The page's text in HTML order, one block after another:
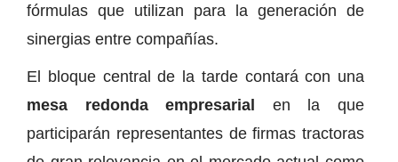
fórmulas que utilizan para la generación de
sinergias entre compañías.
El bloque central de la tarde contará con una
mesa redonda empresarial en la que
participarán representantes de firmas tractoras